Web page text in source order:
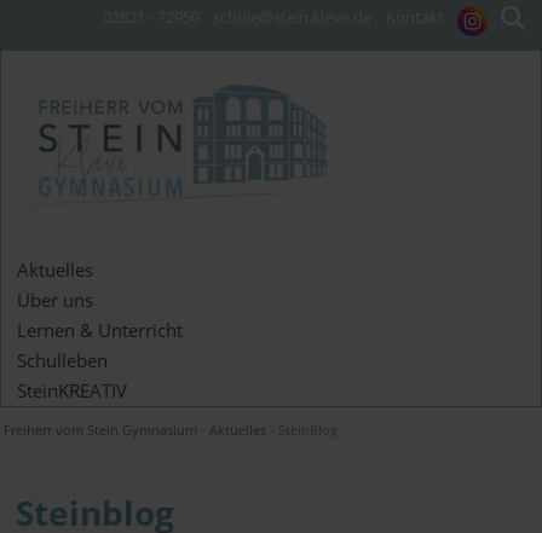
Aktuelles
Über uns
Lernen & Unterricht
Schulleben
SteinKREATIV
Freiherr vom Stein Gymnasium Aktuelles SteinBlog
Steinblog